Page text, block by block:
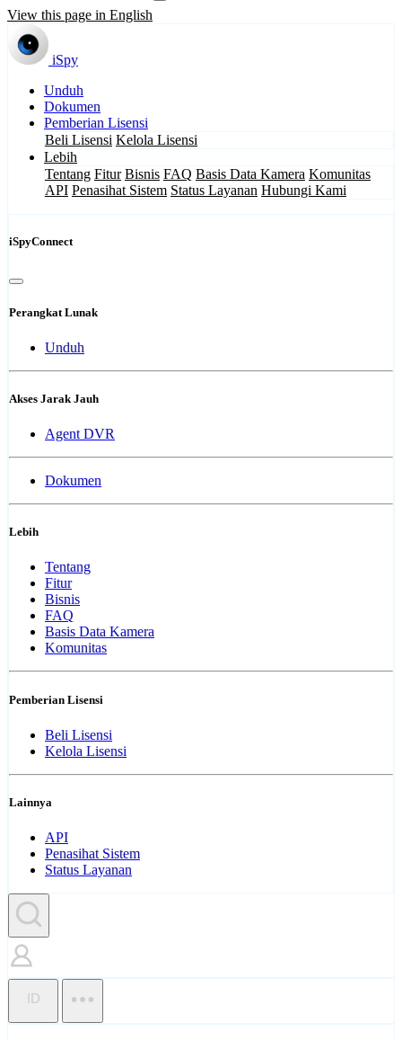
View this page in English
iSpy
Unduh
Dokumen
Pemberian Lisensi
Beli Lisensi Kelola Lisensi
Lebih
Tentang Fitur Bisnis FAQ Basis Data Kamera Komunitas
API Penasihat Sistem Status Layanan Hubungi Kami
iSpyConnect
Perangkat Lunak
Unduh
Akses Jarak Jauh
Agent DVR
Dokumen
Lebih
Tentang
Fitur
Bisnis
FAQ
Basis Data Kamera
Komunitas
Pemberian Lisensi
Beli Lisensi
Kelola Lisensi
Lainnya
API
Penasihat Sistem
Status Layanan
ID